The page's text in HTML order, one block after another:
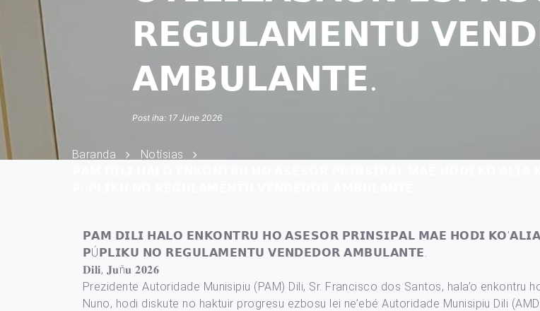
𝗥𝗘𝗚𝗨𝗟𝗔𝗠𝗘𝗡𝗧𝗨
𝗔𝗠𝗕𝗨𝗟𝗔𝗡𝗧𝗘.
Post iha: 17 June 2026
Baranda
Notísias
𝗣𝗔𝗠 𝗗𝗜𝗟𝗜 𝗛𝗔𝗟𝗢 𝗘𝗡𝗞𝗢𝗡𝗧𝗥𝗨 𝗛𝗢 𝗔𝗦𝗘𝗦𝗢𝗥 𝗣𝗥𝗜𝗡𝗦𝗜𝗣𝗔𝗟 𝗠𝗔𝗘 𝗛𝗢𝗗𝗜
𝗣Ú𝗣𝗟𝗜𝗞𝗨 𝗡𝗢 𝗥𝗘𝗚𝗨𝗟𝗔𝗠𝗘𝗡𝗧𝗨 𝗩𝗘𝗡𝗗𝗘𝗗𝗢𝗥 𝗔𝗠𝗕𝗨𝗟𝗔𝗡𝗧𝗘.
𝐃𝐢𝐥𝐢, 𝐉𝐮ň𝐮 𝟐𝟎𝟐𝟔
Prezidente Autoridade Munisipiu (PAM) Dili, Sr. Francisco dos Santos, hala’o enkontru
Nuno, hodi diskute no haktuir progresu ezbosu lei ne’ebé Autoridade Munisipiu Dili